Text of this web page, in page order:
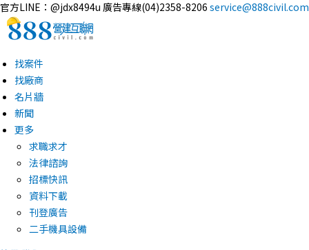
官方LINE：@jdx8494u 廣告專線(04)2358-8206 service@888civil.com
找案件
找廠商
名片牆
新聞
更多
求職求才
法律諮詢
招標快訊
資料下載
刊登廣告
二手機具設備